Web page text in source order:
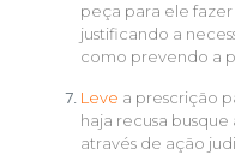
peça para ele
justificando a
como prevendo a
Leve a prescrição
haja recusa
através de ação